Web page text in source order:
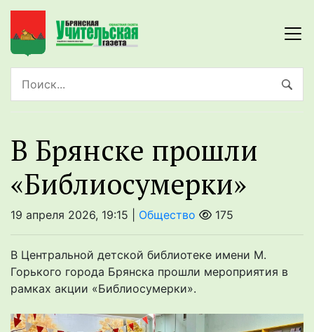
В Брянске прошли
«Библиосумерки»
19 апреля 2026, 19:15 | Общество 175
В Центральной детской библиотеке имени М.
Горького города Брянска прошли мероприятия в
рамках акции «Библиосумерки».